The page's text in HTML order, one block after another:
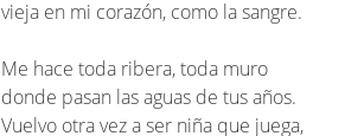
vieja en mi corazón, como la sangre.
Me hace toda ribera, toda muro
donde pasan las aguas de tus años.
Vuelvo otra vez a ser niña que juega,